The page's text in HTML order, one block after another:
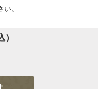
。